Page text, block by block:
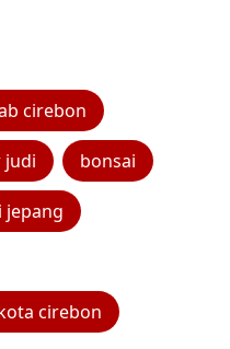
cirebon
judi bonsai
jepang
cirebon